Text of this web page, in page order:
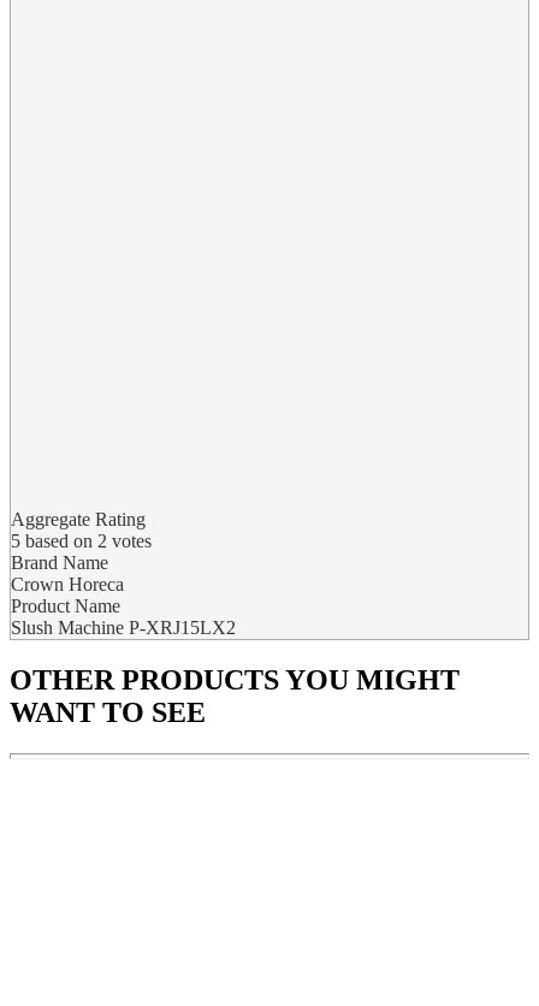
Aggregate Rating
5 based on 2 votes
Brand Name
Crown Horeca
Product Name
Slush Machine P-XRJ15LX2
OTHER PRODUCTSYOU MIGHT
WANT TO SEE